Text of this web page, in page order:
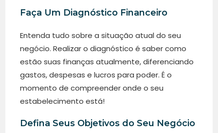
Faça Um Diagnóstico Financeiro
Entenda tudo sobre a situação atual do seu
negócio. Realizar o diagnóstico é saber como
estão suas finanças atualmente, diferenciando
gastos, despesas e lucros para poder. É o
momento de compreender onde o seu
estabelecimento está!
Defina Seus Objetivos do Seu Negócio